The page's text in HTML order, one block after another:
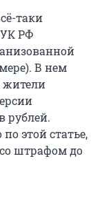
таки
УК РФ
В нем
жители
рублей.
этой статье,
штрафом до